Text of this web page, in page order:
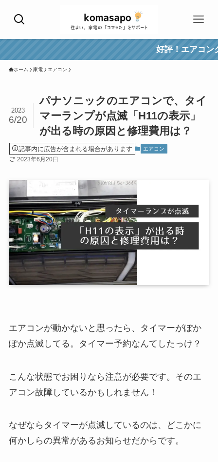
好評！エアコンクリー
ホーム 家電 エアコン
パナソニックのエアコンで、タイ
マーランプが点滅「H11の表示」
が出る時の原因と修理費用は？
2023
6/20
記事内に広告が含まれる場合があります エアコン
2023年6月20日
エアコンが動かないと思ったら、タイマーがぽか
ぽか点滅してる。タイマー予約なんてしたっけ？
こんな状態でお困りなら注意が必要です。そのエ
アコン故障しているかもしれません！
なぜならタイマーが点滅しているのは、どこかに
何かしらの異常があるお知らせだからです。